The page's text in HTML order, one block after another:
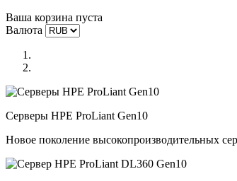
Ваша корзина пуста
Валюта
Серверы HPE ProLiant Gen10
Новое поколение высокопроизводительных